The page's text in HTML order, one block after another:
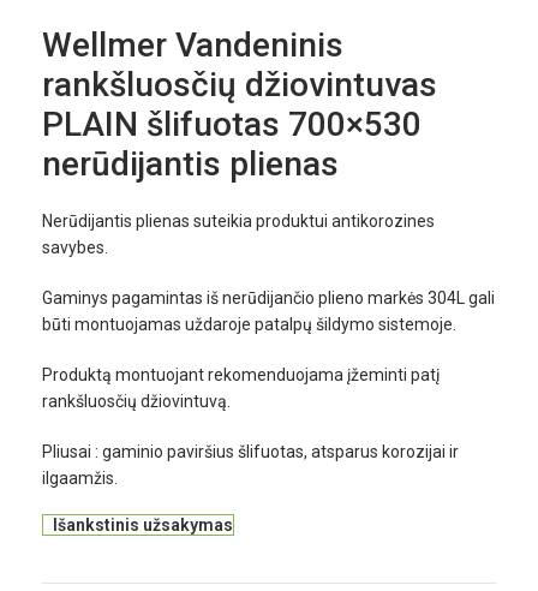
Wellmer Vandeninis
rankšluosčių džiovintuvas
PLAIN šlifuotas 700×530
nerūdijantis plienas
Nerūdijantis plienas suteikia produktui antikorozines
savybes.
Gaminys pagamintas iš nerūdijančio plieno markės 304L gali
būti montuojamas uždaroje patalpų šildymo sistemoje.
Produktą montuojant rekomenduojama įžeminti patį
rankšluosčių džiovintuvą.
Pliusai : gaminio paviršius šlifuotas, atsparus korozijai ir
ilgaamžis.
Išankstinis užsakymas